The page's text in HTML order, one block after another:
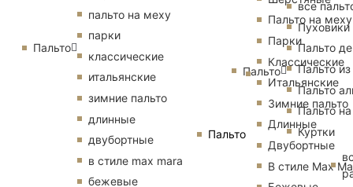
Пальто
Пальто на меху
Парки
Классические
Итальянские
Зимние пальто
Длинные
Двубортные
В стиле Max
Пальто
пальто на меху
парки
классические
итальянские
зимние пальто
длинные
двубортные
в стиле max mara
бежевые
Пальто
все
Пуховики
Пальто
Пальто
Пальто
Пальто
Куртки